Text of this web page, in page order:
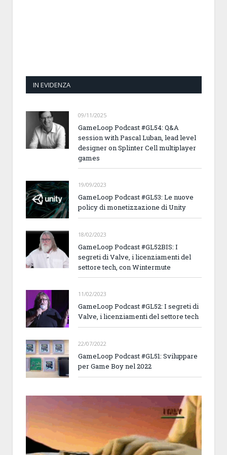
IN EVIDENZA
09/11/2025
GameLoop Podcast #GL54: Q&A
session with Pascal Luban, lead level
designer on Splinter Cell multiplayer
games
19/09/2023
GameLoop Podcast #GL53: Le nuove
policy di monetizzazione di Unity
18/02/2023
GameLoop Podcast #GL52BIS: I
segreti di Valve, i licenziamenti del
settore tech, con Wintermute
11/02/2023
GameLoop Podcast #GL52: I segreti di
Valve, i licenziamenti del settore tech
22/07/2022
GameLoop Podcast #GL51: Sviluppare
per Game Boy nel 2022